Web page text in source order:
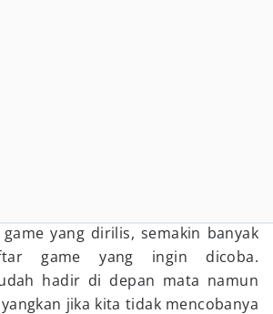
game yang dirilis, semakin banyak
game yang ingin dicoba.
hadir di depan mata namun
jika kita tidak mencobanya